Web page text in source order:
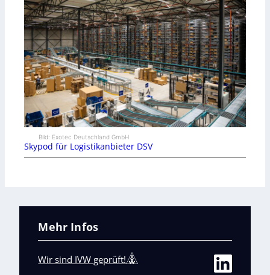
Bild: Exotec Deutschland GmbH
Skypod für Logistikanbieter DSV
Mehr Infos
Wir sind IVW geprüft!